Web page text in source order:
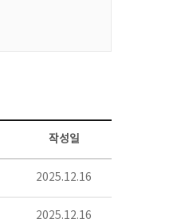
작성일
2025.12.16
2025.12.16